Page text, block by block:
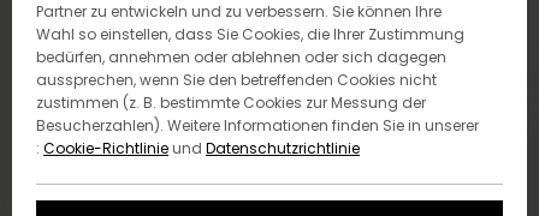
Partner zu entwickeln und zu verbessern. Sie können Ihre
Wahl so einstellen, dass Sie Cookies, die Ihrer Zustimmung
bedürfen, annehmen oder ablehnen oder sich dagegen
aussprechen, wenn Sie den betreffenden Cookies nicht
zustimmen (z. B. bestimmte Cookies zur Messung der
Besucherzahlen). Weitere Informationen finden Sie in unserer
: Cookie-Richtlinieund Datenschutzrichtlinie